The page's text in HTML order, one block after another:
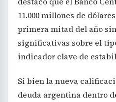
11.000 millones de
primera mitad del año
significativas sobre el
indicador clave de
Si bien la nueva
deuda argentina dentro